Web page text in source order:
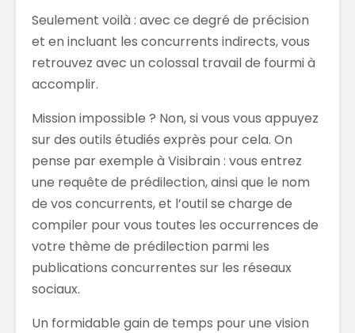
Seulement voilà : avec ce degré de précision
et en incluant les concurrents indirects, vous
retrouvez avec un colossal travail de fourmi à
accomplir.
Mission impossible ? Non, si vous vous appuyez
sur des outils étudiés exprès pour cela. On
pense par exemple à Visibrain : vous entrez
une requête de prédilection, ainsi que le nom
de vos concurrents, et l’outil se charge de
compiler pour vous toutes les occurrences de
votre thème de prédilection parmi les
publications concurrentes sur les réseaux
sociaux.
Un formidable gain de temps pour une vision